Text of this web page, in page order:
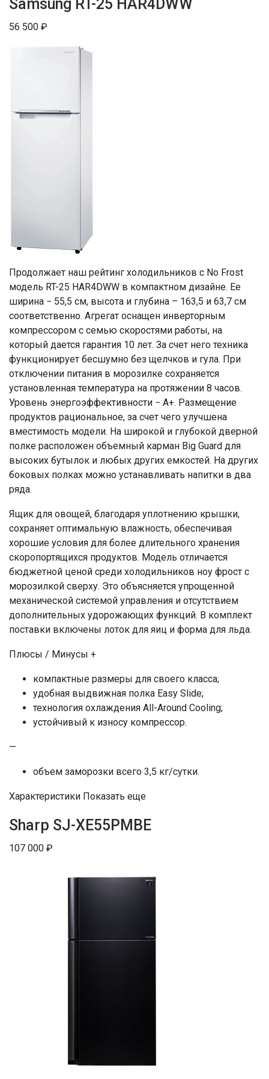
Samsung RT-25 HAR4DWW
56 500 ₽
Продолжает наш рейтинг холодильников с No Frost
модель RT-25 HAR4DWW в компактном дизайне. Ее
ширина − 55,5 см, высота и глубина – 163,5 и 63,7 см
соответственно. Агрегат оснащен инверторным
компрессором с семью скоростями работы, на
который дается гарантия 10 лет. За счет него техника
функционирует бесшумно без щелчков и гула. При
отключении питания в морозилке сохраняется
установленная температура на протяжении 8 часов.
Уровень энергоэффективности − А+. Размещение
продуктов рациональное, за счет чего улучшена
вместимость модели. На широкой и глубокой дверной
полке расположен объемный карман Big Guard для
высоких бутылок и любых других емкостей. На других
боковых полках можно устанавливать напитки в два
ряда.
Ящик для овощей, благодаря уплотнению крышки,
сохраняет оптимальную влажность, обеспечивая
хорошие условия для более длительного хранения
скоропортящихся продуктов. Модель отличается
бюджетной ценой среди холодильников ноу фрост с
морозилкой сверху. Это объясняется упрощенной
механической системой управления и отсутствием
дополнительных удорожающих функций. В комплект
поставки включены лоток для яиц и форма для льда.
Плюсы / Минусы +
компактные размеры для своего класса;
удобная выдвижная полка Easy Slide;
технология охлаждения All-Around Cooling;
устойчивый к износу компрессор.
—
объем заморозки всего 3,5 кг/сутки.
Характеристики Показать еще
Sharp SJ-XE55PMBE
107 000 ₽